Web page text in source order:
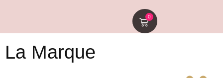
0
La Marque